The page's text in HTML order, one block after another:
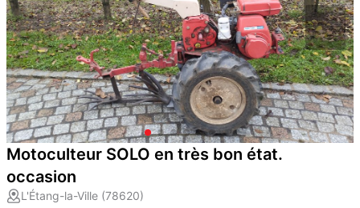
Motoculteur SOLO en très bon état.
occasion
L'Étang-la-Ville (78620)